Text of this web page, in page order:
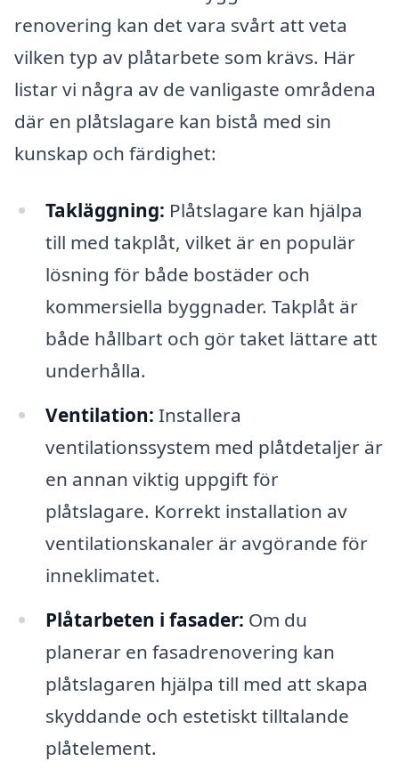
renovering kan det vara svårt att veta
vilken typ av plåtarbete som krävs. Här
listar vi några av de vanligaste områdena
där en plåtslagare kan bistå med sin
kunskap och färdighet:
Takläggning: Plåtslagare kan hjälpa
till med takplåt, vilket är en populär
lösning för både bostäder och
kommersiella byggnader. Takplåt är
både hållbart och gör taket lättare att
underhålla.
Ventilation: Installera
ventilationssystem med plåtdetaljer är
en annan viktig uppgift för
plåtslagare. Korrekt installation av
ventilationskanaler är avgörande för
inneklimatet.
Plåtarbeten i fasader: Om du
planerar en fasadrenovering kan
plåtslagaren hjälpa till med att skapa
skyddande och estetiskt tilltalande
plåtelement.